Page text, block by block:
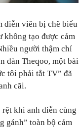
diễn viên bị chê biểu
không tạo được cảm
người thậm chí
đàn Theqoo, một bài
tôi phải tắt TV” đã
cãi.
khi anh diễn cùng
gánh” toàn bộ cảm